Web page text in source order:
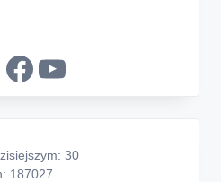
Facebook
YouTube
30
187027